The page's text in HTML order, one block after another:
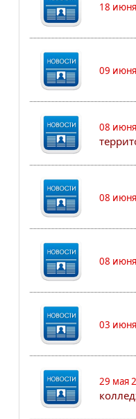
18
09
08
08
08
03
29 мая